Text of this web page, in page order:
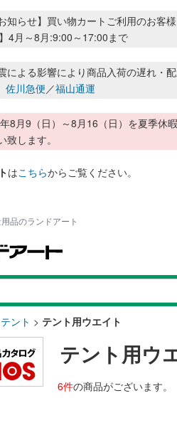
知らせ】買い物カートご利用のお客
4月～8月:9:00～17:00まで
による影響により商品入荷の遅れ・
佐川急便／福山通運
8月9（日）～8月16（日）を夏季休
します。
はこちらからご覧ください。
品のランドアート
テント > テント用ウエイト
テント用ウ
6件の商品がございます。